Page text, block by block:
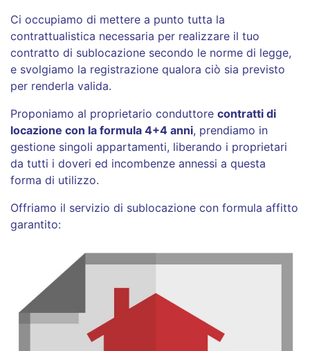
Ci occupiamo di mettere a punto tutta la
contrattualistica necessaria per realizzare il tuo
contratto di sublocazione secondo le norme di legge,
e svolgiamo la registrazione qualora ciò sia previsto
per renderla valida.
Proponiamo al proprietario conduttore contratti di
locazione con la formula 4+4 anni, prendiamo in
gestione singoli appartamenti, liberando i proprietari
da tutti i doveri ed incombenze annessi a questa
forma di utilizzo.
Offriamo il servizio di sublocazione con formula affitto
garantito: